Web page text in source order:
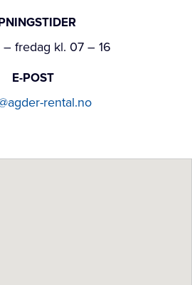
– fredag kl. 07 – 16
E-POST
rental.no